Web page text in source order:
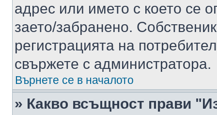
адрес или името с което се
заето/забранено.
регистрацията на
свържете с администратора.
Върнете се в началото
» Какво всъщност прави